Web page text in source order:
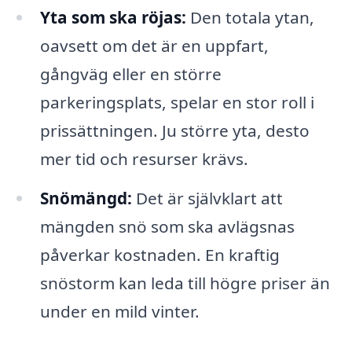
Yta som ska röjas: Den totala ytan,
oavsett om det är en uppfart,
gångväg eller en större
parkeringsplats, spelar en stor roll i
prissättningen. Ju större yta, desto
mer tid och resurser krävs.
Snömängd: Det är självklart att
mängden snö som ska avlägsnas
påverkar kostnaden. En kraftig
snöstorm kan leda till högre priser än
under en mild vinter.